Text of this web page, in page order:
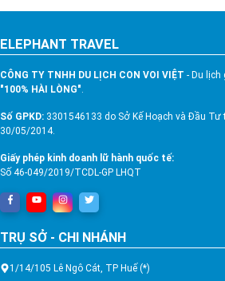
ELEPHANT TRAVEL
CÔNG TY TNHH DU LỊCH CON VOI VIỆT - Du lịch
"100% HÀI LÒNG".
Số GPKD: 3301546133 do Sở Kế Hoạch và Đầu Tư
30/05/2014.
Giấy phép kinh doanh lữ hành quốc tế:
Số 46-049/2019/TCDL-GP LHQT
TRỤ SỞ - CHI NHÁNH
1/14/105 Lê Ngô Cát, TP Huế (*)